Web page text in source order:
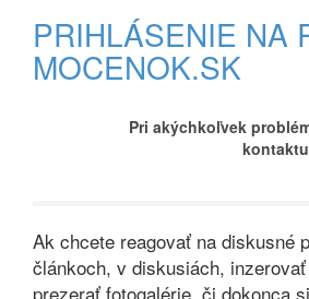
PRIHLÁSENIE NA
MOCENOK.SK
Pri akýchkoľvek
Ak chcete reagovať na diskusné
článkoch, v diskusiách,
prezerať fotogalérie, či dokonca